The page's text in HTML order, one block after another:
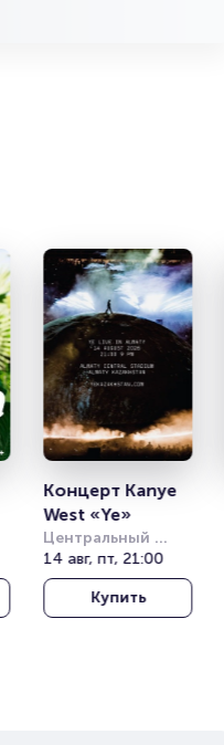
Концерт Kanye
West «Ye»
Центральный
стадион Алматы
14 авг, пт, 21:00
Купить